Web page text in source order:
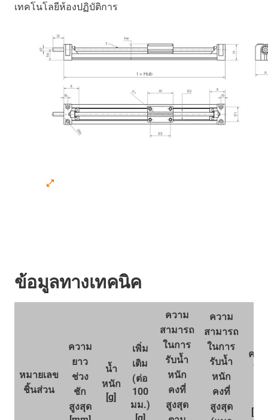
เทคโนโลยีห้องปฏิบัติการ
ข้อมูลทางเทคนิค
หมายเลข
ชิ้นส่วน
ความ
ยาว
ช่วง
ชัก
สูงสุด
น้ำ
หนัก
[g]
เพิ่ม
เติม
(ต่อ
100
มม.)
ความ
สามารถ
ในการ
รับน้ำ
หนัก
คงที่
สูงสุด
ความ
สามารถ
ในการ
รับน้ำ
หนัก
คงที่
สูงสุด
ควา
ใน
[U/